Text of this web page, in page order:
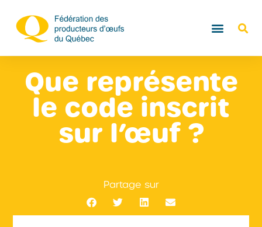
Que représente
le code inscrit
sur l’œuf ?
Partage sur